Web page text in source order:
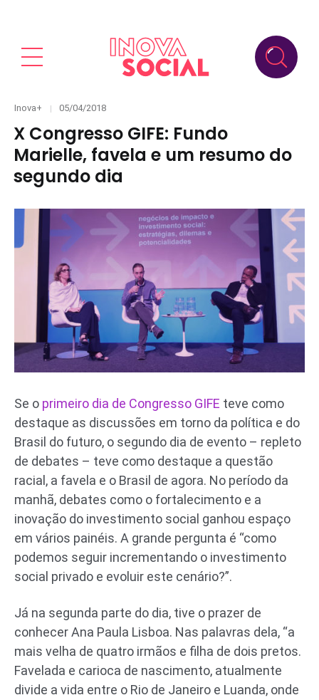
Categories
Inova+
Posted
05/04/2018
X Congresso GIFE: Fundo
Marielle, favela e um resumo do
segundo dia
Se o primeiro dia de Congresso GIFE teve como
destaque as discussões em torno da política e do
Brasil do futuro, o segundo dia de evento – repleto
de debates – teve como destaque a questão
racial, a favela e o Brasil de agora. No período da
manhã, debates como o fortalecimento e a
inovação do investimento social ganhou espaço
em vários painéis. A grande pergunta é “como
podemos seguir incrementando o investimento
social privado e evoluir este cenário?”.
Já na segunda parte do dia, tive o prazer de
conhecer Ana Paula Lisboa. Nas palavras dela, “a
mais velha de quatro irmãos e filha de dois pretos.
Favelada e carioca de nascimento, atualmente
divide a vida entre o Rio de Janeiro e Luanda, onde